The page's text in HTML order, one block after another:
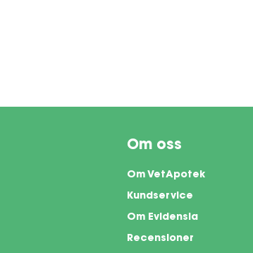
Om oss
Om VetApotek
Kundservice
Om Evidensia
Recensioner